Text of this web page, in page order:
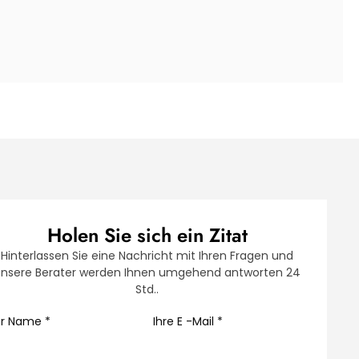
Holen Sie sich ein Zitat
Hinterlassen Sie eine Nachricht mit Ihren Fragen und
Berater werden Ihnen umgehend antworten 24
Std..
Name * Ihre E -Mail *